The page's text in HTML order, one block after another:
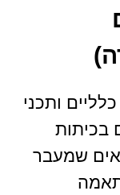
ותכני
בכיתות
שמעבר